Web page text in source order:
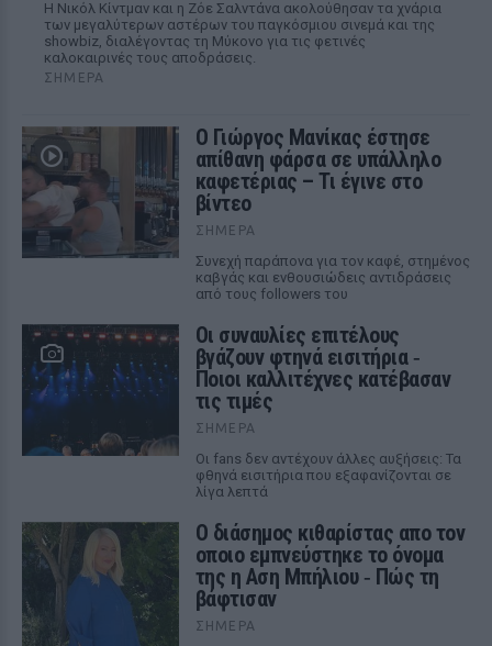
Η Νικόλ Κίντμαν και η Ζόε Σαλντάνα ακολούθησαν τα χνάρια
των μεγαλύτερων αστέρων του παγκόσμιου σινεμά και της
showbiz, διαλέγοντας τη Μύκονο για τις φετινές
καλοκαιρινές τους αποδράσεις.
ΣΉΜΕΡΑ
Ο Γιώργος Μανίκας έστησε
απίθανη φάρσα σε υπάλληλο
καφετέριας – Τι έγινε στο
βίντεο
ΣΉΜΕΡΑ
Συνεχή παράπονα για τον καφέ, στημένος
καβγάς και ενθουσιώδεις αντιδράσεις
από τους followers του
Οι συναυλίες επιτέλους
βγάζουν φτηνά εισιτήρια ‑
Ποιοι καλλιτέχνες κατέβασαν
τις τιμές
ΣΉΜΕΡΑ
Οι fans δεν αντέχουν άλλες αυξήσεις: Τα
φθηνά εισιτήρια που εξαφανίζονται σε
λίγα λεπτά
Ο διάσημος κιθαρίστας απο τον
οποιο εμπνεύστηκε το όνομα
της η Αση Μπήλιου ‑ Πώς τη
βάφτισαν
ΣΉΜΕΡΑ